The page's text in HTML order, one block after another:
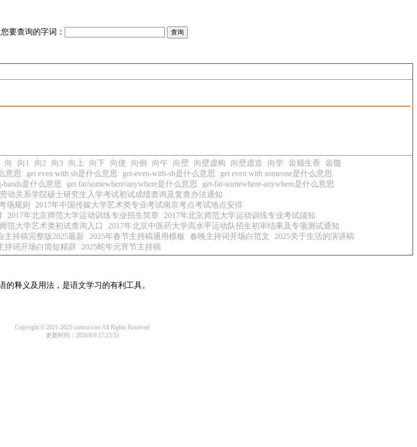
要查询的字词：
向 向1 向2 向3 向上 向下 向使 向例 向午 向壁 向壁虚构 向壁虚造 向学 齿颊生香
齿髓
意思 get even with sb是什么意思 get-even-with-sb是什么意思
get even with someone是什么意思
hands是什么意思 get far/somewhere/anywhere是什么意思
get-far-somewhere-anywhere是什么意思
动关系学院硕士研究生入学考试初试成绩查询及复查办法通知
场规则
2017年中国传媒大学艺术类专业考试南京考点考试地点安排
2017年北京师范大学运动训练专业招生简章
2017年北京师范大学运动训练专业考试须知
范大学艺术类初试查询入口
2017年北京中医药大学高水平运动队招生初审结果及专项测试通知
主持稿完整版2025最新 2025年春节主持稿通用模板 春晚主持词开场白范文
2025关于生活的演讲稿
持词开场白简短精辟 2025蛇年元宵节主持稿
释义及用法，是语文学习的有利工具。
Copyright © 2021-2025 cumcu.com All Rights Reserved
更新时间：2026/8/9 17:23:53